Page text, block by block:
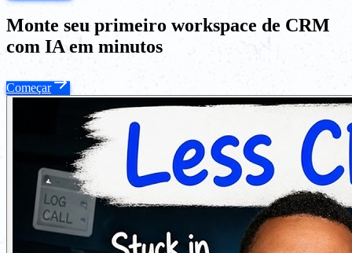
Monte seu primeiro workspace de CRM
com IA em minutos
Começar